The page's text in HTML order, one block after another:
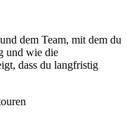
dem Team, mit dem du
und wie die
dass du langfristig